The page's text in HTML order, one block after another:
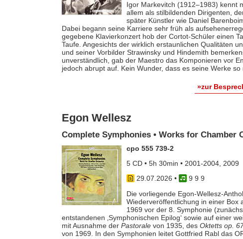
Igor Markevitch (1912–1983) kennt
allem als stilbildenden Dirigenten,
später Künstler wie Daniel
Dabei begann seine Karriere sehr früh als
gegebene Klavierkonzert hob der Cortot-Schüler einen
Taufe. Angesichts der wirklich erstaunlichen Qualitäten
und seiner Vorbilder Strawinsky und Hindemith
unverständlich, gab der Maestro das Komponieren vor
jedoch abrupt auf. Kein Wunder, dass es seine Werke
»zur
Egon Wellesz
Complete Symphonies • Works for Chamber
cpo 555 739-2
5 CD • 5h 30min • 2001-2004, 2009
29.07.2026 •
9 9 9
Die vorliegende Egon-Wellesz-
Wiederveröffentlichung in einer Box
1969 vor der 8. Symphonie
entstandenen ‚Symphonischen Epilog‘ sowie auf einer
mit Ausnahme der Pastoralevon 1935, des Oktetts op.
von 1969. In den Symphonien leitet Gottfried Rabl das